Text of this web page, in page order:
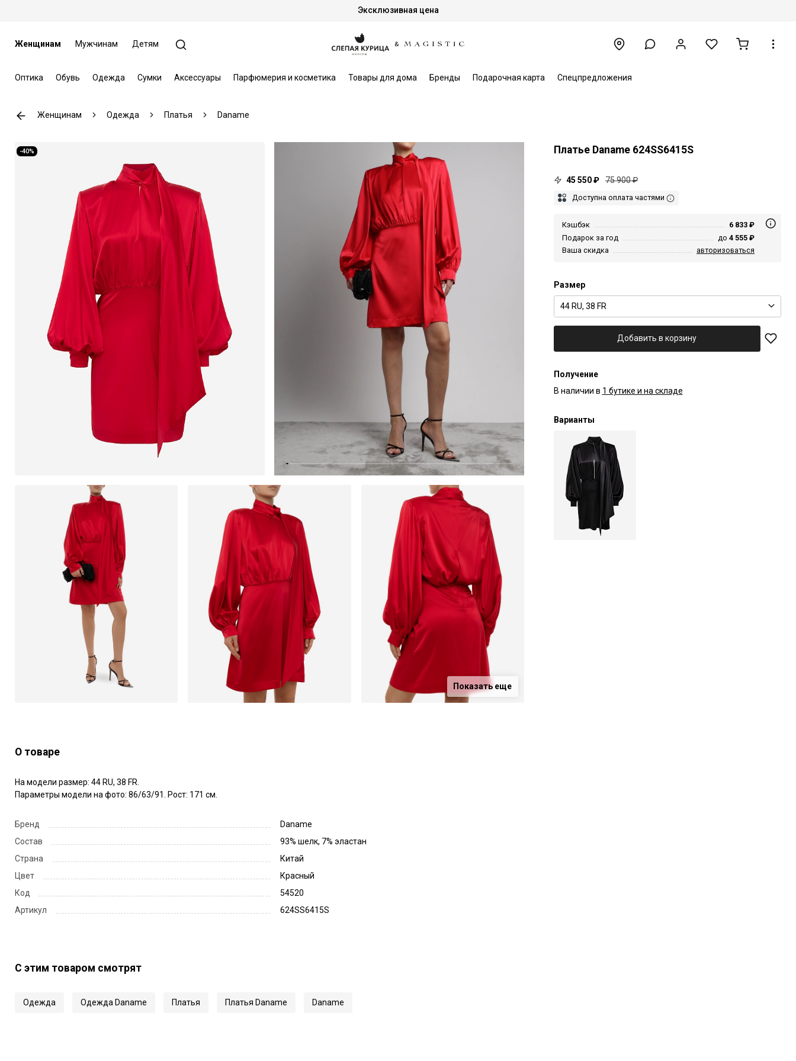
Эксклюзивная цена
Женщинам Мужчинам Детям
Оптика Обувь Одежда Сумки Аксессуары Парфюмерия и косметика Товары для дома Бренды Подарочная карта Спецпредложения
Женщинам Одежда Платья Daname
-40%
Показать еще
Платье Daname 624SS6415S
45 550 ₽ 75 900 ₽
Доступна оплата частями
Кэшбэк
6 833 ₽
Подарок за год
до 4 555 ₽
Ваша скидка
авторизоваться
Размер
44 RU, 38 FR
Добавить в корзину
Получение
В наличии в 1 бутике и на складе
Варианты
О товаре
На модели размер: 44 RU, 38 FR.
Параметры модели на фото: 86/63/91. Рост: 171 см.
Бренд
Daname
Состав
93% шелк, 7% эластан
Страна
Китай
Цвет
Красный
Код
54520
Артикул
624SS6415S
С этим товаром смотрят
Одежда Одежда Daname Платья Платья Daname Daname